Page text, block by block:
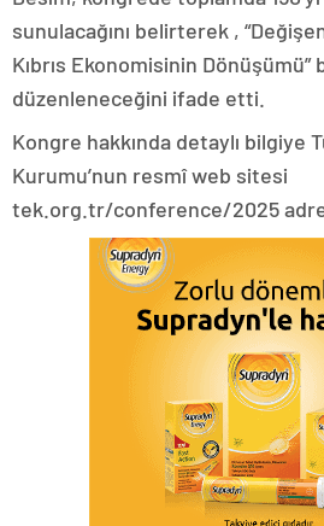
sunulacağını belirterek ,
Kıbrıs Ekonomisinin Dönüşümü”
düzenleneceğini ifade etti.
Kongre hakkında detaylı bilgiye
Kurumu’nun resmî web sitesi
tek.org.tr/conference/2025